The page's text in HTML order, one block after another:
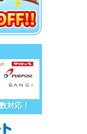
対応！